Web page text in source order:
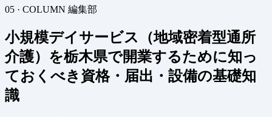
05 · COLUMN 編集部
小規模デイサービス（地域密着型通所
介護）を栃木県で開業するために知っ
ておくべき資格・届出・設備の基礎知
識